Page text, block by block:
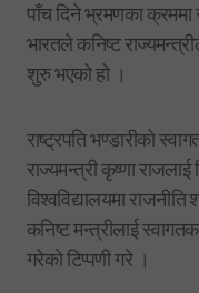
पाँच दिने भ्रमणका क्रममा
भारतले कनिष्ट
शुरु भएको हो ।
राष्ट्रपति भण्डारीको
राज्यमन्त्री कृष्णा
विश्वविद्यालयमा
कनिष्ट मन्त्रीलाई
गरेको टिप्पणी गरे ।